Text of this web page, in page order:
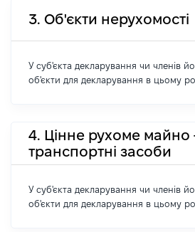
3. Об'єкти нерухомості
У суб'єкта декларування чи членів
об'єкти для декларування в цьому
4. Цінне рухоме майно
транспортні засоби
У суб'єкта декларування чи членів
об'єкти для декларування в цьому